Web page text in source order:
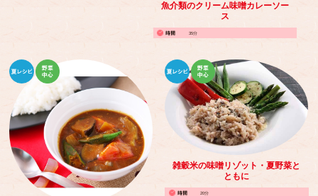
魚介類のクリーム味噌カレーソー
ス
35分
雑穀米の味噌リゾット・夏野菜と
ともに
20分